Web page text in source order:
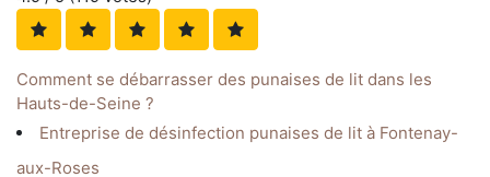
Comment se débarrasser des punaises de lit dans les
Hauts-de-Seine ?
Entreprise de désinfection punaises de lit à Fontenay-
aux-Roses